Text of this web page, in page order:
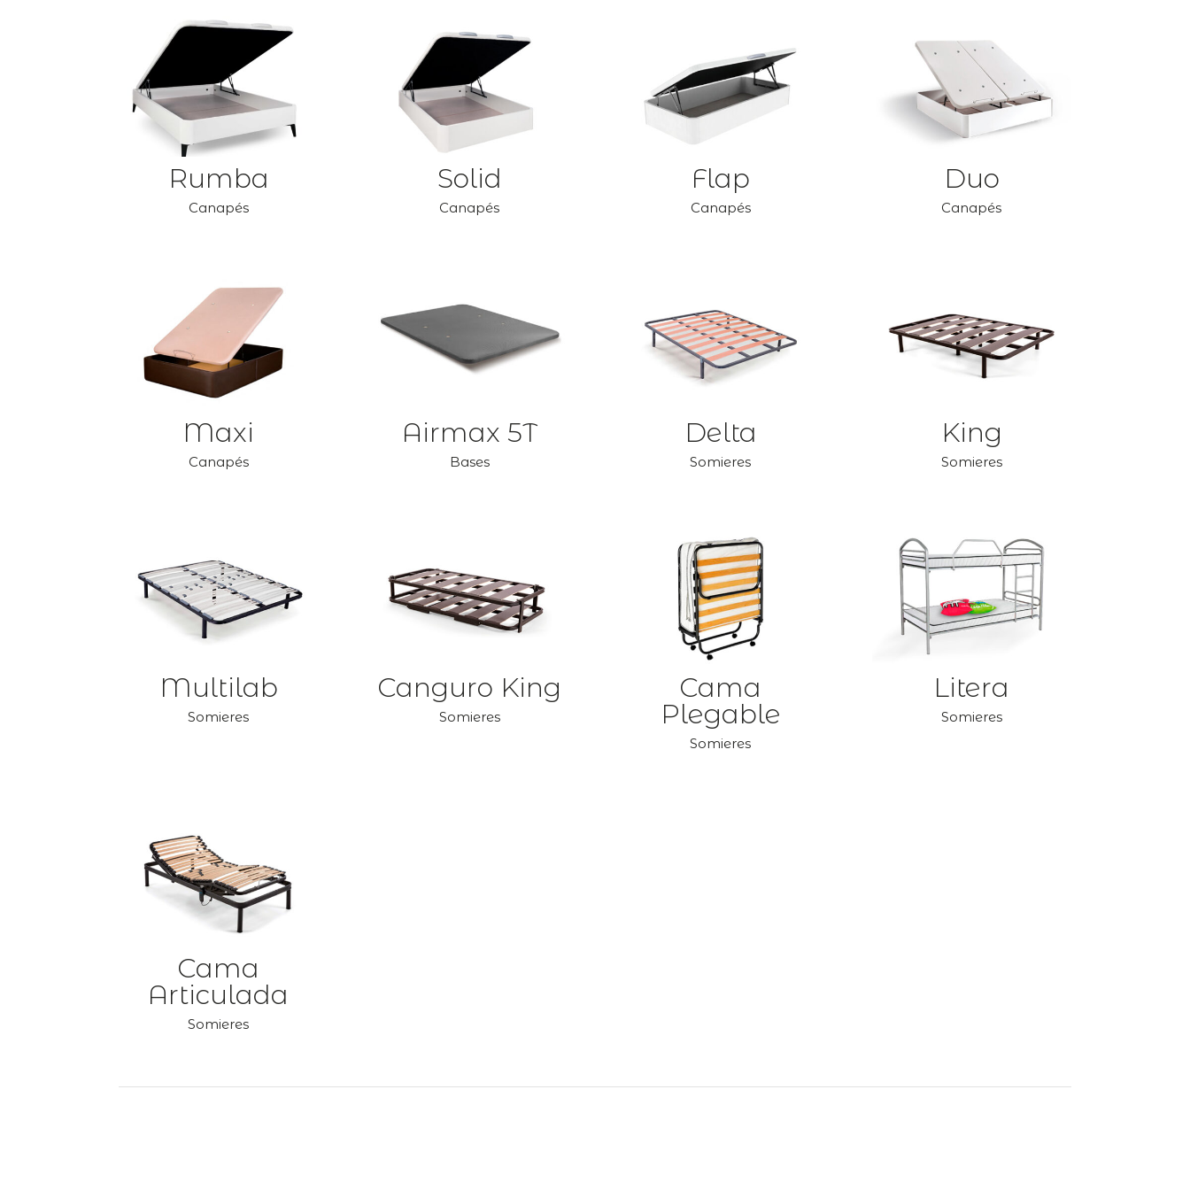
Rumba
Canapés
Solid
Canapés
Flap
Canapés
Duo
Canapés
Maxi
Canapés
Airmax 5T
Bases
Delta
Somieres
King
Somieres
Multilab
Somieres
Canguro King
Somieres
Cama
Plegable
Somieres
Litera
Somieres
Cama
Articulada
Somieres